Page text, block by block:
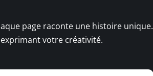
page raconte une histoire unique.
votre créativité.